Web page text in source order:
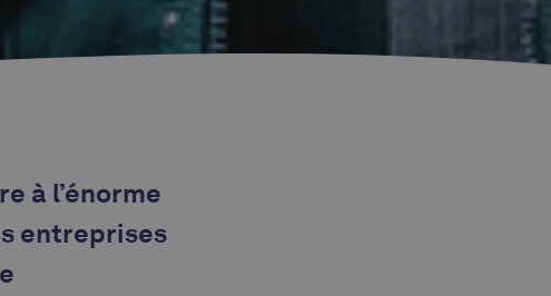
à l’énorme
entreprises